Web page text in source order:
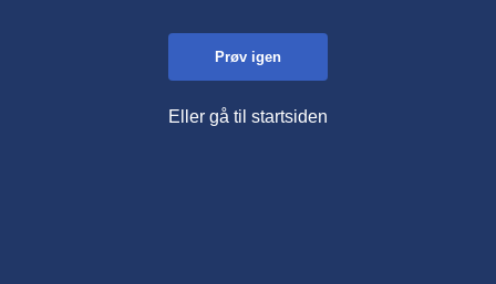
Prøv igen
Eller gå til startsiden